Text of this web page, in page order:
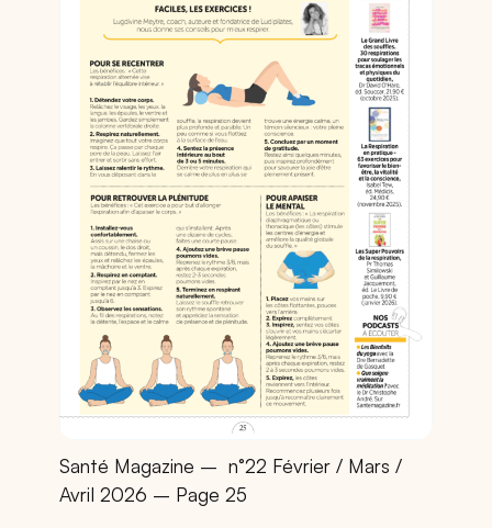
Santé Magazine – n°22 Février / Mars /
Avril 2026 – Page 25